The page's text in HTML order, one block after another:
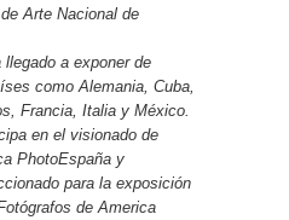
Arte Nacional de
a exponer de
como Alemania, Cuba,
Francia, Italia y México.
en el visionado de
PhotoEspaña y
para la exposición
de America